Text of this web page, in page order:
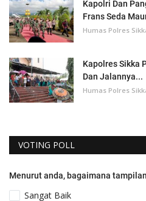
Kapolri Dan
Frans Seda
Humas Polres
Kapolres Sikka
Dan Jalannya...
Humas Polres
VOTING POLL
Menurut anda, bagaimana
Sangat Baik